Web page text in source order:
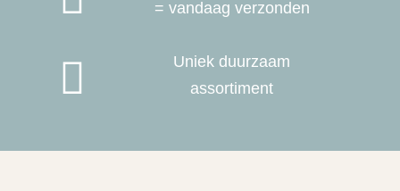
= vandaag verzonden

Uniek duurzaam
assortiment